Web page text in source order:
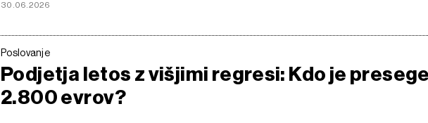
30.06.2026
Poslovanje
Podjetja letos z višjimi regresi: Kdo je
2.800 evrov?